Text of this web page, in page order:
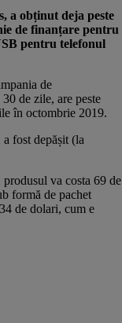
a obținut deja peste
de finanțare pentru
pentru telefonul
de
de zile, are peste
în octombrie 2019.
fost depășit (la
va costa 69 de
formă de pachet
de dolari, cum e